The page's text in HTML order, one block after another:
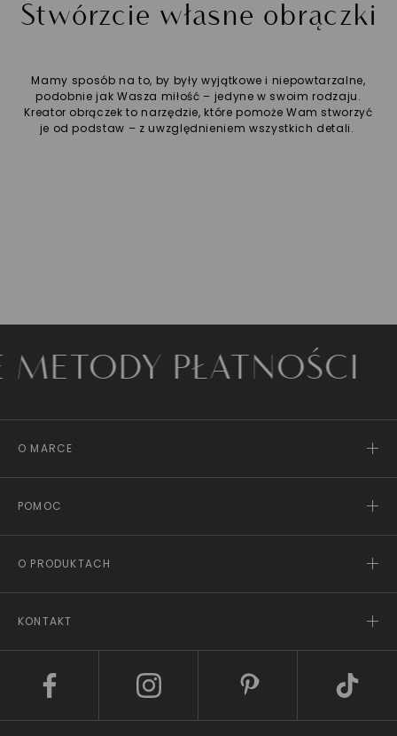
Stwórzcie własne obrączki
Mamy sposób na to, by były wyjątkowe i niepowtarzalne,
podobnie jak Wasza miłość – jedyne w swoim rodzaju.
Kreator obrączek to narzędzie, które pomoże Wam stworzyć
je od podstaw – z uwzględnieniem wszystkich detali.
PŁATNOŚCI
O MARCE
POMOC
O PRODUKTACH
KONTAKT